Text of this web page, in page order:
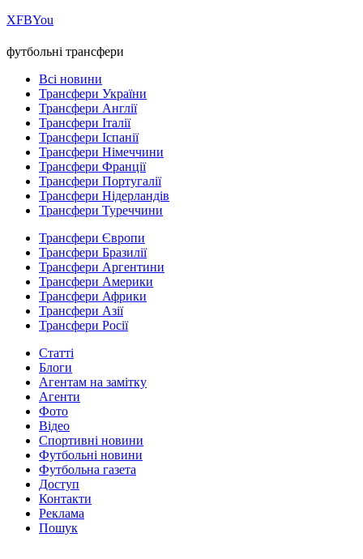
ХFBYou
футбольні трансфери
Всі новини
Трансфери України
Трансфери Англії
Трансфери Італії
Трансфери Іспанії
Трансфери Німеччини
Трансфери Франції
Трансфери Португалії
Трансфери Нідерландів
Трансфери Туреччини
Трансфери Європи
Трансфери Бразилії
Трансфери Аргентини
Трансфери Америки
Трансфери Африки
Трансфери Азії
Трансфери Росії
Статті
Блоги
Агентам на замітку
Агенти
Фото
Відео
Спортивні новини
Футбольні новини
Футбольна газета
Доступ
Контакти
Реклама
Пошук